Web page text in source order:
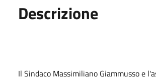
Descrizione
Il Sindaco Massimiliano Giammusso e